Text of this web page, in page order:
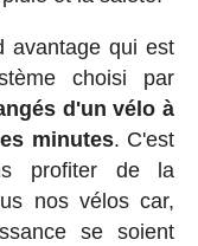
avantage qui est
choisi par
d'un vélo à
minutes. C'est
profiter de la
nos vélos car,
se soient